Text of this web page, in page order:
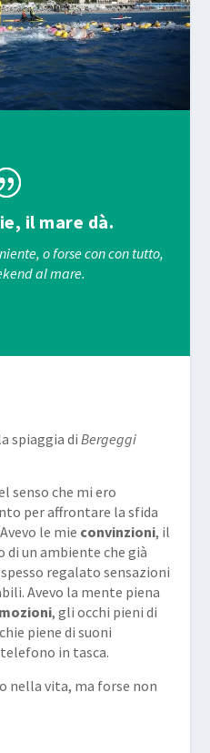
il mare dà.
o forse con con tutto,
al mare.
spiaggia di Bergeggi
senso che mi ero
per affrontare la sfida
le mie convinzioni, il
un ambiente che già
regalato sensazioni
Avevo la mente piena
, gli occhi pieni di
piene di suoni
in tasca.
nella vita, ma forse non